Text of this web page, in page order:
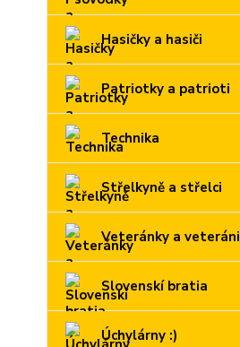
Hasičky a hasiči
Patriotky a patrioti
Technika
Střelkyně a střelci
Veteránky a veteráni
Slovenskí bratia
Úchylárny :)